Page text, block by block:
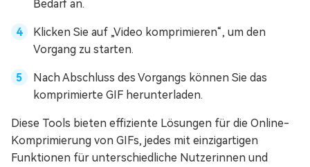
Bedarf an.
Klicken Sie auf „Video komprimieren“, um den
Vorgang zu starten.
Nach Abschluss des Vorgangs können Sie das
komprimierte GIF herunterladen.
Diese Tools bieten effiziente Lösungen für die Online-
Komprimierung von GIFs, jedes mit einzigartigen
Funktionen für unterschiedliche Nutzerinnen und